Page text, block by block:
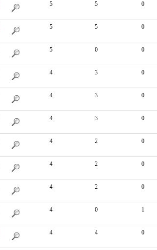
5 5 0
5 5 0
5 0 0
4 3 0
4 3 0
4 3 0
4 2 0
4 2 0
4 2 0
4 0 1
4 4 0